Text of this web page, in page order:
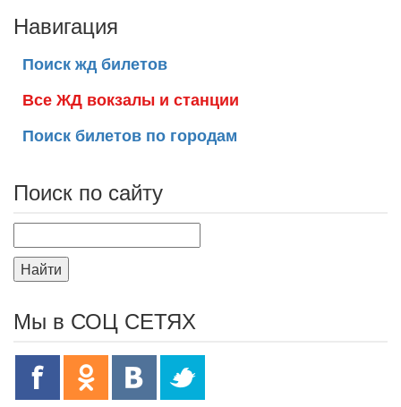
Навигация
Поиск жд билетов
Все ЖД вокзалы и станции
Поиск билетов по городам
Поиск по сайту
Найти
Мы в СОЦ СЕТЯХ